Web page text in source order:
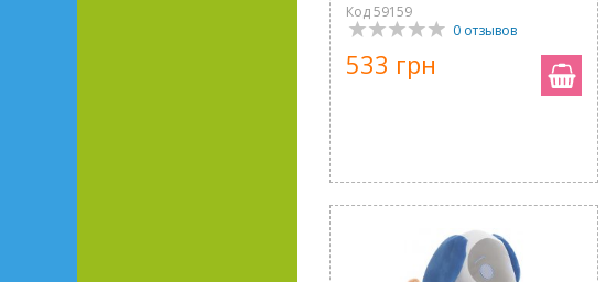
Код 59159
0 отзывов
533 грн